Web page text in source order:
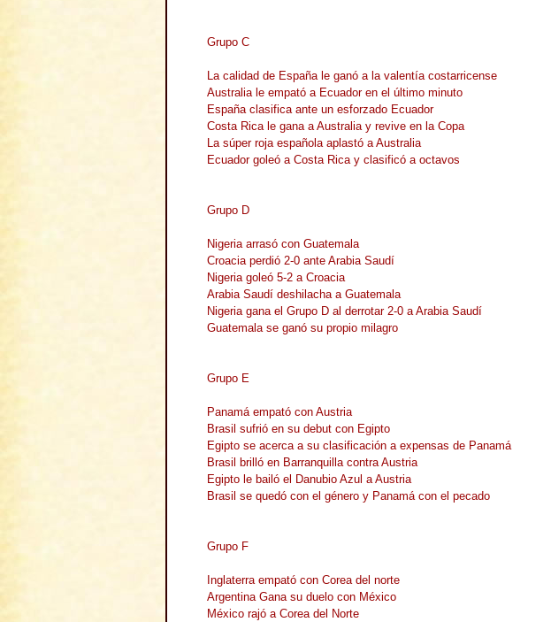
Grupo C
La calidad de España le ganó a la valentía costarricense
Australia le empató a Ecuador en el último minuto
España clasifica ante un esforzado Ecuador
Costa Rica le gana a Australia y revive en la Copa
La súper roja española aplastó a Australia
Ecuador goleó a Costa Rica y clasificó a octavos
Grupo D
Nigeria arrasó con Guatemala
Croacia perdió 2-0 ante Arabia Saudí
Nigeria goleó 5-2 a Croacia
Arabia Saudí deshilacha a Guatemala
Nigeria gana el Grupo D al derrotar 2-0 a Arabia Saudí
Guatemala se ganó su propio milagro
Grupo E
Panamá empató con Austria
Brasil sufrió en su debut con Egipto
Egipto se acerca a su clasificación a expensas de Panamá
Brasil brilló en Barranquilla contra Austria
Egipto le bailó el Danubio Azul a Austria
Brasil se quedó con el género y Panamá con el pecado
Grupo F
Inglaterra empató con Corea del norte
Argentina Gana su duelo con México
México rajó a Corea del Norte